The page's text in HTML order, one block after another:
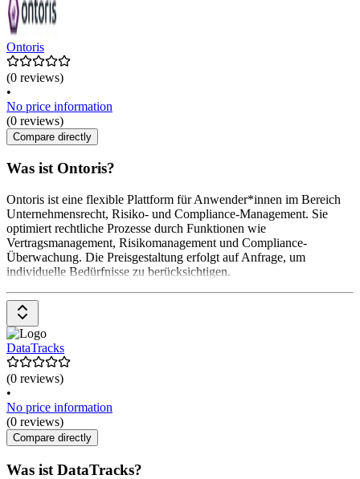
Ontoris
(0 reviews)
•
No price information
(0 reviews)
Compare directly
Was ist Ontoris?
Ontoris ist eine flexible Plattform für Anwender*innen im Bereich
Unternehmensrecht, Risiko- und Compliance-Management. Sie
optimiert rechtliche Prozesse durch Funktionen wie
Vertragsmanagement, Risikomanagement und Compliance-
Überwachung. Die Preisgestaltung erfolgt auf Anfrage, um
individuelle Bedürfnisse zu berücksichtigen.
DataTracks
(0 reviews)
•
No price information
(0 reviews)
Compare directly
Was ist DataTracks?